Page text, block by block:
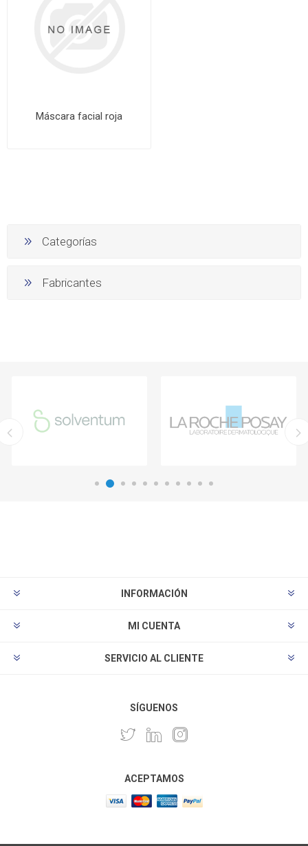
Máscara facial roja
Categorías
Fabricantes
INFORMACIÓN
MI CUENTA
SERVICIO AL CLIENTE
SÍGUENOS
ACEPTAMOS